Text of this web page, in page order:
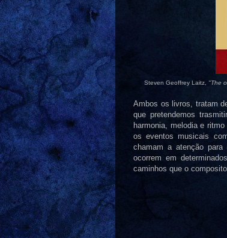
Steven Geoffrey Laitz, "The
Ambos os livros, tratam
que pretendemos
harmonia, melodia e
os eventos musicais
chamam a atenção
ocorrem em
caminhos que o